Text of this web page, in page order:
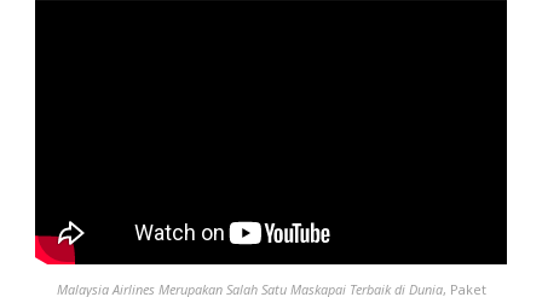
Malaysia Airlines Merupakan Salah Satu Maskapai Terbaik di Dunia, Paket